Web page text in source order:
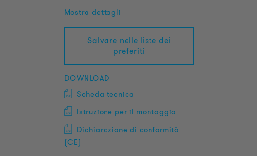
Mostra dettagli
Salvare nelle liste dei
preferiti
DOWNLOAD
Scheda tecnica
Istruzione per il montaggio
Dichiarazione di conformità
(CE)